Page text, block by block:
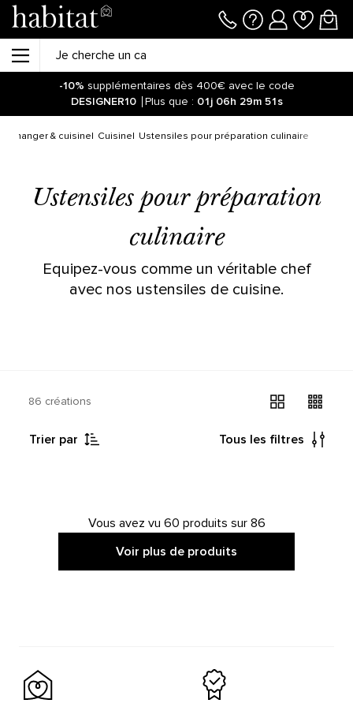
-10% supplémentaires dès 400€ avec le code
DESIGNER10
Plus que : 01j 06h 29m 51s
à manger & cuisine Cuisine Ustensiles pour préparation culinaire
Ustensiles pour préparation
culinaire
Equipez-vous comme un véritable chef
avec nos ustensiles de cuisine.
86 créations
Trier par Tous les filtres
Vous avez vu 60 produits sur 86
Voir plus de produits